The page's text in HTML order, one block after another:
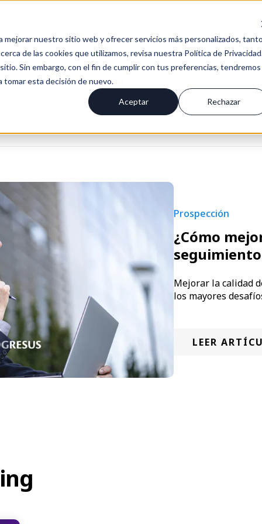
nuestro sitio web y ofrecer servicios más personalizados,
de las cookies que utilizamos, revisa nuestra Política de
Sin embargo, con el fin de cumplir con tus preferencias, tendremos
tomar esta decisión de nuevo.
Aceptar Rechazar
de Sistemas
Prospección
¿Cómo
Mejorar la calidad
los mayores
LEER